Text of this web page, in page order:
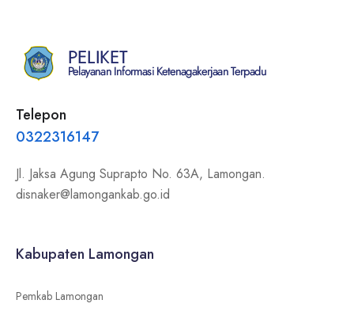
Telepon
0322316147
Jl. Jaksa Agung Suprapto No. 63A, Lamongan.
disnaker@lamongankab.go.id
Kabupaten Lamongan
Pemkab Lamongan